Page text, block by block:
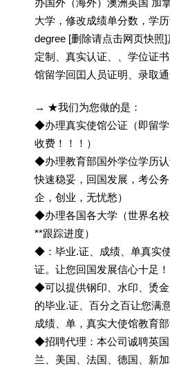
办国外（海外）澳洲英国 加
大学，修改成绩单分数，学
degree [删除请点击网页快照
定制、真实认证、、学位证
馆留学回囯人员证明、录取
→ ★我们为您做的是：
◆办理真实使馆公证（即留
收费！！！）
◆办理教育部国外学位学历认
快速稳妥，回国发展，考公
企，创业，无忧愁）
◆办理各国各大学（世界名
**跟踪进度）
◆：毕业.证、成绩、单真实
证。让您回国发展信心十足！
◆可以提供钢印、水印、烫
的毕业.证、百分之百让您满
成绩、单，真实大使馆教育部
◆招聘代理：本公司诚聘英
兰、美国、法国、德国、新